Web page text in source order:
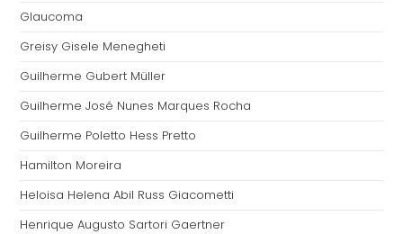
Glaucoma
Greisy Gisele Menegheti
Guilherme Gubert Müller
Guilherme José Nunes Marques Rocha
Guilherme Poletto Hess Pretto
Hamilton Moreira
Heloisa Helena Abil Russ Giacometti
Henrique Augusto Sartori Gaertner